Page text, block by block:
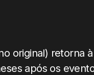
original) retorna
após os